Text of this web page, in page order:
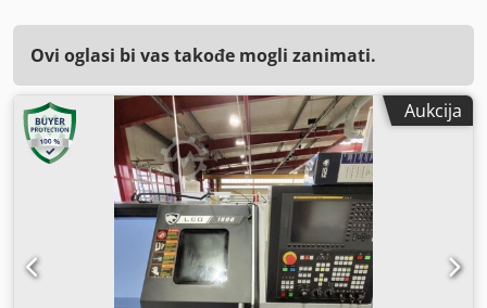
Ovi oglasi bi vas takođe mogli zanimati.
Aukcija